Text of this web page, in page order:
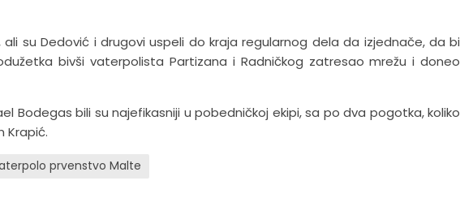
su Dedović i drugovi uspeli do kraja regularnog dela da izjednače, da bi
bivši vaterpolista Partizana i Radničkog zatresao mrežu i doneo
Bodegas bili su najefikasniji u pobedničkoj ekipi, sa po dva pogotka, koliko
Krapić.
prvenstvo Malte